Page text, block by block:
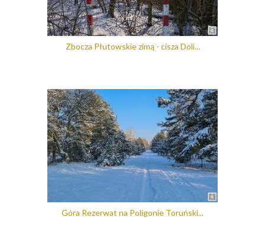
Zbocza Płutowskie zimą - cisza Doli...
Góra Rezerwat na Poligonie Toruński...